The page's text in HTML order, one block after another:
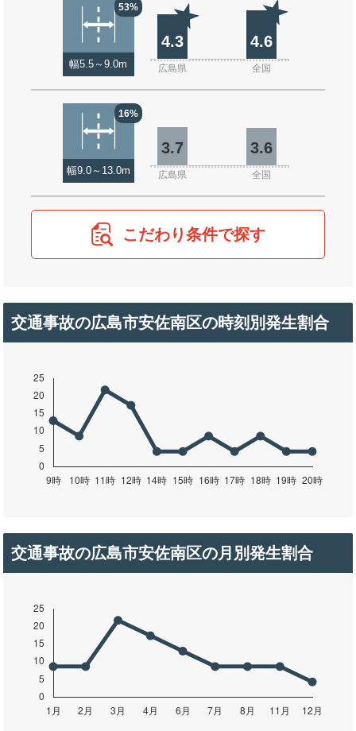
53%
幅5.5～9.0m
4.3 4.6
広島県 全国
16%
幅9.0～13.0m
3.7 3.6
広島県 全国
こだわり条件で探す
交通事故の広島市安佐南区の時刻別発生割合
交通事故の広島市安佐南区の月別発生割合